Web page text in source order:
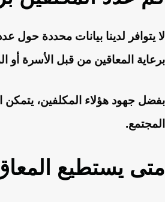
لا يتوافر لدينا بيانات محددة حول
برعاية المعاقين من قبل الأسرة أو
بفضل جهود هؤلاء المكلفين،
المجتمع.
متى يستطيع